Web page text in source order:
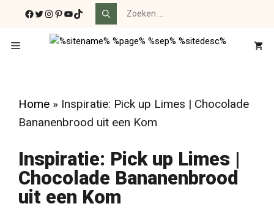
de
Facebook
Twitter
Instagram
Pinterest
YouTube
TikTok
Zoek
Menu
Home » Inspiratie: Pick up Limes | Chocolade
Bananenbrood uit een Kom
Inspiratie: Pick up Limes |
Chocolade Bananenbrood
uit een Kom